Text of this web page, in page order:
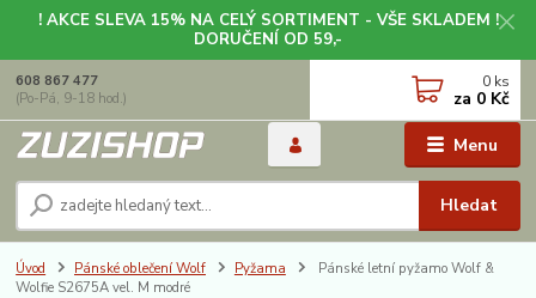
! AKCE SLEVA 15% NA CELÝ SORTIMENT - VŠE SKLADEM !
DORUČENÍ OD 59,-
Menu
Hledat
608 867 477
(Po-Pá, 9-18 hod.)
0 ks
za 0 Kč
Úvod Pánské oblečení Wolf Pyžama
Pánské letní pyžamo Wolf &
Wolfie S2675A vel. M modré